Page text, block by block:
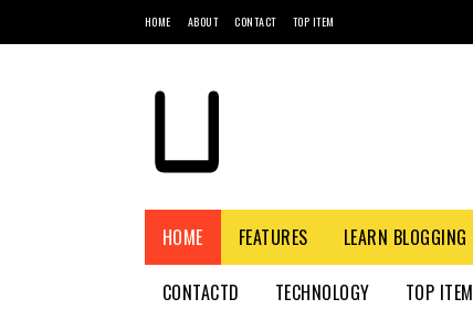
HOME ABOUT CONTACT TOP ITEM
HOME FEATURES LEARN BLOGGING
CONTACTD TECHNOLOGY TOP ITEM